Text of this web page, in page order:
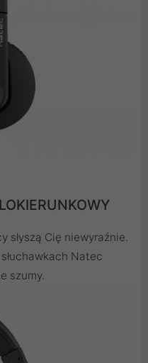
słyszą Cię niewyraźnie.
Natec
szumy.